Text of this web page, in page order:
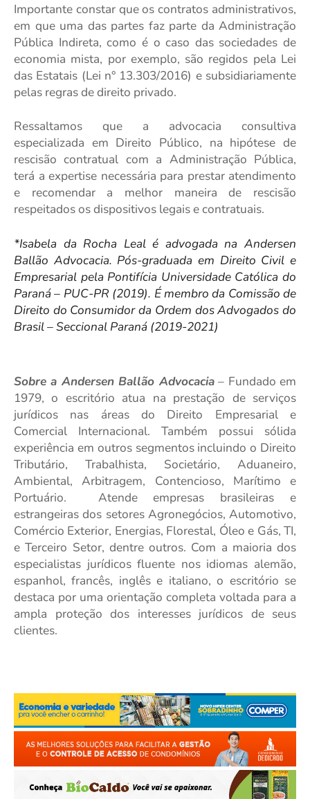
Importante constar que os contratos administrativos,
em que uma das partes faz parte da Administração
Pública Indireta, como é o caso das sociedades de
economia mista, por exemplo, são regidos pela Lei
das Estatais (Lei n° 13.303/2016) e subsidiariamente
pelas regras de direito privado.
Ressaltamos que a advocacia consultiva
especializada em Direito Público, na hipótese de
rescisão contratual com a Administração Pública,
terá a expertise necessária para prestar atendimento
e recomendar a melhor maneira de rescisão
respeitados os dispositivos legais e contratuais.
*Isabela da Rocha Leal é advogada na Andersen
Ballão Advocacia. Pós-graduada em Direito Civil e
Empresarial pela Pontifícia Universidade Católica do
Paraná – PUC-PR (2019). É membro da Comissão de
Direito do Consumidor da Ordem dos Advogados do
Brasil – Seccional Paraná (2019-2021)
Sobre a Andersen Ballão Advocacia– Fundado em
1979, o escritório atua na prestação de serviços
jurídicos nas áreas do Direito Empresarial e
Comercial Internacional. Também possui sólida
experiência em outros segmentos incluindo o Direito
Tributário, Trabalhista, Societário, Aduaneiro,
Ambiental, Arbitragem, Contencioso, Marítimo e
Portuário.
Atende empresas brasileiras e
estrangeiras dos setores Agronegócios, Automotivo,
Comércio Exterior, Energias, Florestal, Óleo e Gás, TI,
e Terceiro Setor, dentre outros. Com a maioria dos
especialistas jurídicos fluente nos idiomas alemão,
espanhol, francês, inglês e italiano, o escritório se
destaca por uma orientação completa voltada para a
ampla proteção dos interesses jurídicos de seus
clientes.